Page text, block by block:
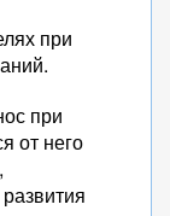
при
при
от него